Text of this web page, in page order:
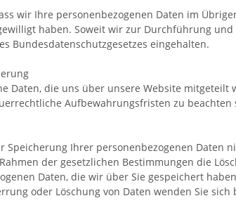
wir Ihre personenbezogenen Daten im
haben. Soweit wir zur Durchführung
Bundesdatenschutzgesetzes eingehalten.
Daten, die uns über unsere Website
Aufbewahrungsfristen zu
Speicherung Ihrer personenbezogenen
der gesetzlichen Bestimmungen die
Daten, die wir über Sie gespeichert
oder Löschung von Daten wenden Sie sich